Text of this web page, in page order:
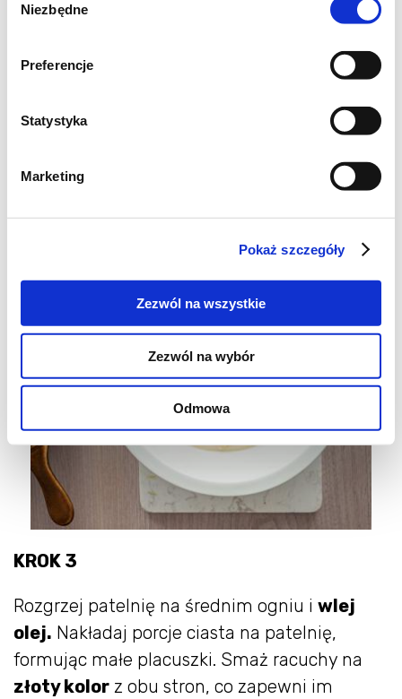
zgody
Niezbędne
Preferencje
Statystyka
Marketing
Pokaż szczegóły
Zezwól na wszystkie
Zezwól na wybór
Odmowa
mleko, cukier, sól oraz proszek do
połączyły się w jednolitą, gładką masę bez
grudek. Następnie dodaj pokrojone jabłka i
delikatnie wymieszaj, aby równomiernie
KROK 3
Rozgrzej patelnię na średnim ogniu i wlej
olej. Nakładaj porcje ciasta na patelnię,
formując małe placuszki. Smaż racuchy na
złoty kolor z obu stron, co zapewni im